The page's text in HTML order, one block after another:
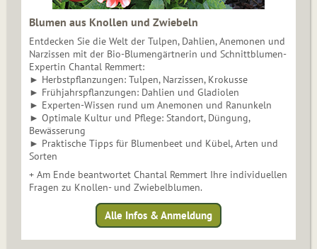
Blumen aus Knollen und Zwiebeln
Entdecken Sie die Welt der Tulpen, Dahlien, Anemonen und
Narzissen mit der Bio-Blumengärtnerin und Schnittblumen-
Expertin Chantal Remmert:
► Herbstpflanzungen: Tulpen, Narzissen, Krokusse
► Frühjahrspflanzungen: Dahlien und Gladiolen
► Experten-Wissen rund um Anemonen und Ranunkeln
► Optimale Kultur und Pflege: Standort, Düngung,
Bewässerung
► Praktische Tipps für Blumenbeet und Kübel, Arten und
Sorten
+ Am Ende beantwortet Chantal Remmert Ihre individuellen
Fragen zu Knollen- und Zwiebelblumen.
Alle Infos & Anmeldung